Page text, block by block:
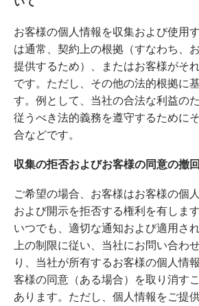
お客様の個人情報を収集および使用
は通常、契約上の根拠（すなわち、
提供するため）、またはお客様がそ
です。ただし、その他の法的根拠に
す。例として、当社の合法な利益の
従うべき法的義務を遵守するために
合などです。
収集の拒否およびお客様の同意の撤回
ご希望の場合、お客様はお客様の個
および開示を拒否する権利を有しま
いつでも、適切な通知および適用さ
上の制限に従い、当社にお問い合わ
り、当社が所有するお客様の個人情
客様の同意（ある場合）を取り消す
あります。ただし、個人情報をご提